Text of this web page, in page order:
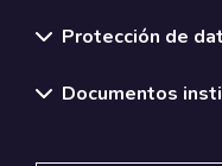
Protección de
Documentos